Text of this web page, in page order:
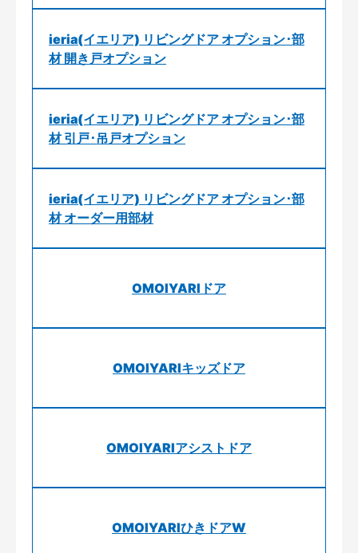
ieria(イエリア) リビングドア オプション･部
材 開き戸オプション
ieria(イエリア) リビングドア オプション･部
材 引戸･吊戸オプション
ieria(イエリア) リビングドア オプション･部
材 オーダー用部材
OMOIYARIドア
OMOIYARIキッズドア
OMOIYARIアシストドア
OMOIYARIひきドアW